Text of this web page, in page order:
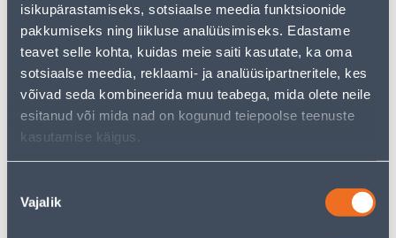
isikupärastamiseks, sotsiaalse meedia funktsioonide
pakkumiseks ning liikluse analüüsimiseks. Edastame
teavet selle kohta, kuidas meie saiti kasutate, ka oma
sotsiaalse meedia, reklaami- ja analüüsipartneritele, kes
võivad seda kombineerida muu teabega, mida olete neile
esitanud või mida nad on kogunud teiepoolse teenuste
kasutamise käigus.
valik
Vajalik
• 14-päevane tagastusõigus.
• HANKIJA LAOST TELLITAV TOODE
Калькулятор рассрочки
99 .78 €